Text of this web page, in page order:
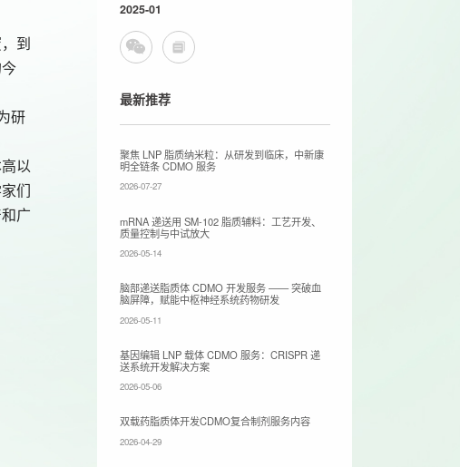
到
研
以
们
广
2025-01
最新推荐
聚焦 LNP 脂质纳米粒：从研发到临床，中新康
明全链条 CDMO 服务
2026-07-27
mRNA 递送用 SM-102 脂质辅料：工艺开发、
质量控制与中试放大
2026-05-14
脑部递送脂质体 CDMO 开发服务 —— 突破血
脑屏障，赋能中枢神经系统药物研发
2026-05-11
基因编辑 LNP 载体 CDMO 服务：CRISPR 递
送系统开发解决方案
2026-05-06
双载药脂质体开发CDMO复合制剂服务内容
2026-04-29